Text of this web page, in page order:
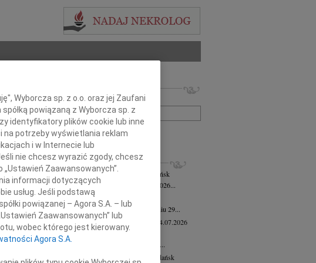
Imię i nazwisko lub numer ogłoszenia:
+ szukanie zaawansowane
INNE NEKROLOGI
Lubomira Bożyk wiek: 102 04.08.2026
Gdańsk
Z żalem zawiadamiamy, że w dniu 25 lipca 2026...
Henryk Klocek 28.07.2026
Z wielkim smutkiem zawiadamiamy, że w dniu 29...
Jadwiga Semmerling-Owczarska
24.07.2026
Gdańsk
Z głębokim żalem zawiadamiamy, że dnia 20...
Andrzej Krupowicz wiek: 87 16.07.2026
Gdańsk
Wyborcza sp. z o.o. oraz jej Zaufani
powiązaną z Wyborcza sp. z
identyfikatory plików cookie lub inne
potrzeby wyświetlania reklam
i w Internecie lub
nie chcesz wyrazić zgody, chcesz
Zaawansowanych”.
informacji dotyczących
usług. Jeśli podstawą
powiązanej – Agora S.A. – lub
Zaawansowanych” lub
wobec którego jest kierowany.
Agora S.A.